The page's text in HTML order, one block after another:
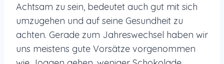
Achtsam zu sein, bedeutet auch gut mit sich
umzugehen und auf seine Gesundheit zu
achten. Gerade zum Jahreswechsel haben wir
uns meistens gute Vorsätze vorgenommen